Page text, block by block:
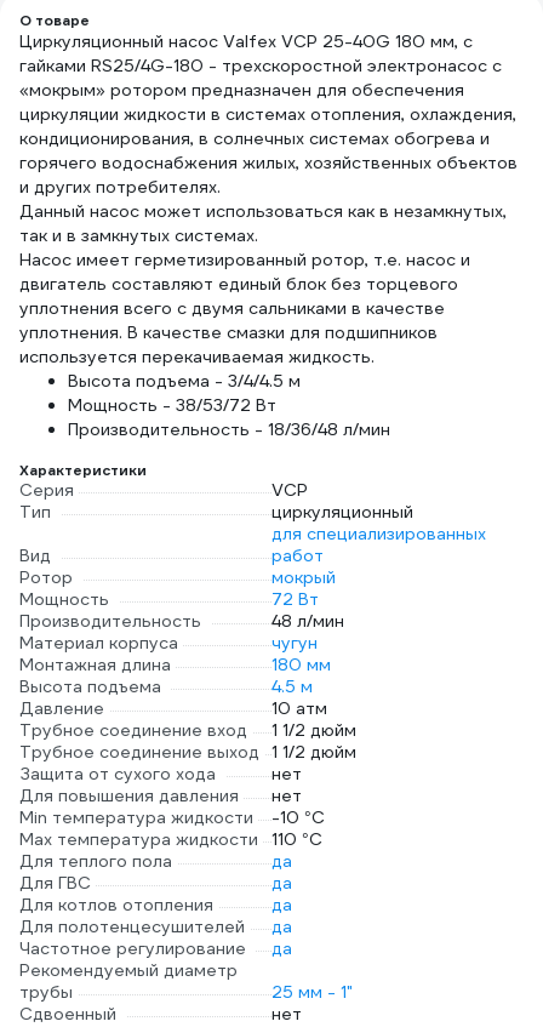
О товаре
Циркуляционный насос Valfex VCP 25-40G 180 мм, с
гайками RS25/4G-180 - трехскоростной электронасос с
«мокрым» ротором предназначен для обеспечения
циркуляции жидкости в системах отопления, охлаждения,
кондиционирования, в солнечных системах обогрева и
горячего водоснабжения жилых, хозяйственных объектов
и других потребителях.
Данный насос может использоваться как в незамкнутых,
так и в замкнутых системах.
Насос имеет герметизированный ротор, т.е. насос и
двигатель составляют единый блок без торцевого
уплотнения всего с двумя сальниками в качестве
уплотнения. В качестве смазки для подшипников
используется перекачиваемая жидкость.
Высота подъема - 3/4/4.5 м
Мощность - 38/53/72 Вт
Производительность - 18/36/48 л/мин
Характеристики
Серия
VCP
Тип
циркуляционный
Вид
для специализированных
работ
Ротор
мокрый
Мощность
72 Вт
Производительность
48 л/мин
Материал корпуса
чугун
Монтажная длина
180 мм
Высота подъема
4.5 м
Давление
10 атм
Трубное соединение вход
1 1/2 дюйм
Трубное соединение выход
1 1/2 дюйм
Защита от сухого хода
нет
Для повышения давления
нет
Min температура жидкости
-10 °С
Max температура жидкости
110 °С
Для теплого пола
да
Для ГВС
да
Для котлов отопления
да
Для полотенцесушителей
да
Частотное регулирование
да
Рекомендуемый диаметр
трубы
25 мм - 1"
Сдвоенный
нет